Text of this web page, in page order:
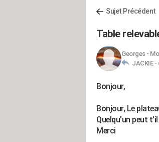
Sujet Précédent
Table
Georges-
JACKIE -
Bonjour,
Bonjour, Le
Quelqu'un peut
Merci